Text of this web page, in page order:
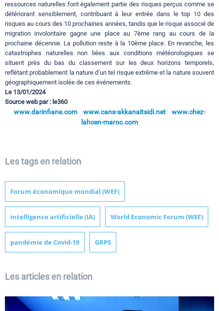
ressources naturelles font également partie des risques perçus comme se
détériorant sensiblement, contribuant à leur entrée dans le top 10 des
risques au cours des 10 prochaines années, tandis que le risque associé de
migration involontaire gagne une place au 7ème rang au cours de la
prochaine décennie. La pollution reste à la 10ème place. En revanche, les
catastrophes naturelles non liées aux conditions météorologiques se
situent près du bas du classement sur les deux horizons temporels,
reflétant probablement la nature d’un tel risque extrême et la nature souvent
géographiquement isolée de ces événements.
Le 13/01/2024
Source web par : le360
www.darinfiane.com www.cans-akkanaitsidi.net
www.chez-
lahcen-maroc.com
Les tags en relation
Forum économique mondial (WEF)
intelligence artificielle (IA) World Economic Forum (WEF)
pandémie de Covid-19 GRPS
Les articles en relation